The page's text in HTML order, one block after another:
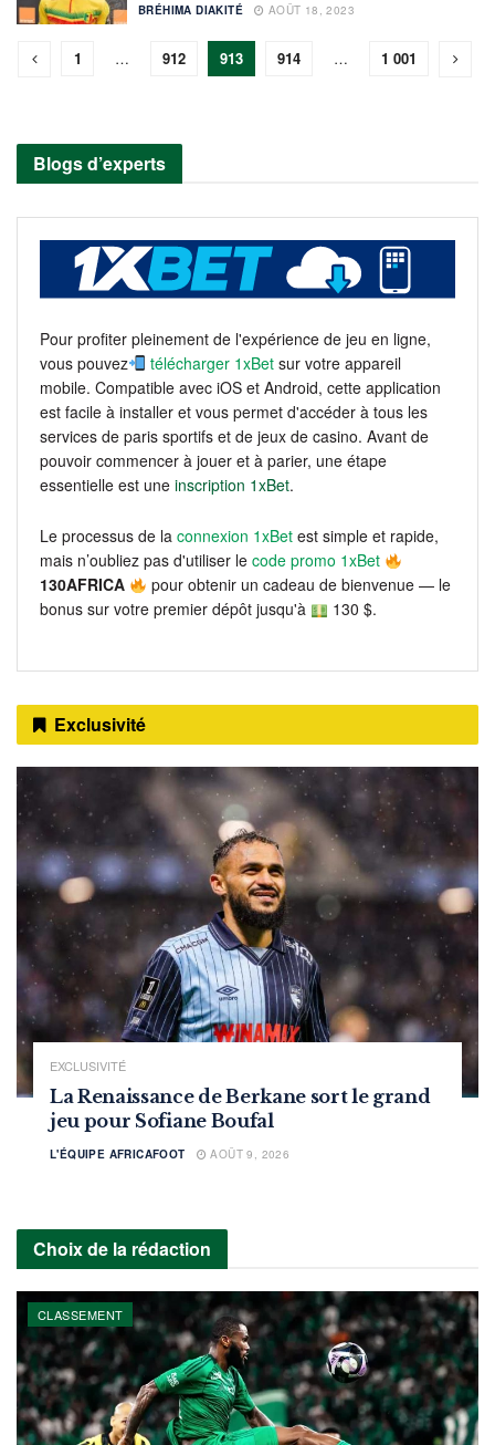
BRÉHIMA DIAKITÉ AOÛT 18, 2023
1 … 912 913 914 … 1 001
Blogs d’experts
Pour profiter pleinement de l'expérience de jeu en ligne,
vous pouvez
télécharger 1xBet sur votre appareil
mobile. Compatible avec iOS et Android, cette application
est facile à installer et vous permet d'accéder à tous les
services de paris sportifs et de jeux de casino. Avant de
pouvoir commencer à jouer et à parier, une étape
essentielle est une inscription 1xBet.
Le processus de la connexion 1xBet est simple et rapide,
mais n’oubliez pas d'utiliser le code promo 1xBet
130AFRICA
pour obtenir un cadeau de bienvenue — le
bonus sur votre premier dépôt jusqu'à
130 $.
Exclusivité
EXCLUSIVITÉ
La Renaissance de Berkane sort le grand
jeu pour Sofiane Boufal
L'ÉQUIPE AFRICAFOOT AOÛT 9, 2026
Choix de la rédaction
CLASSEMENT